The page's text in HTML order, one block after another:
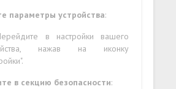
параметры устройства:
в настройки вашего
нажав на иконку
в секцию безопасности: